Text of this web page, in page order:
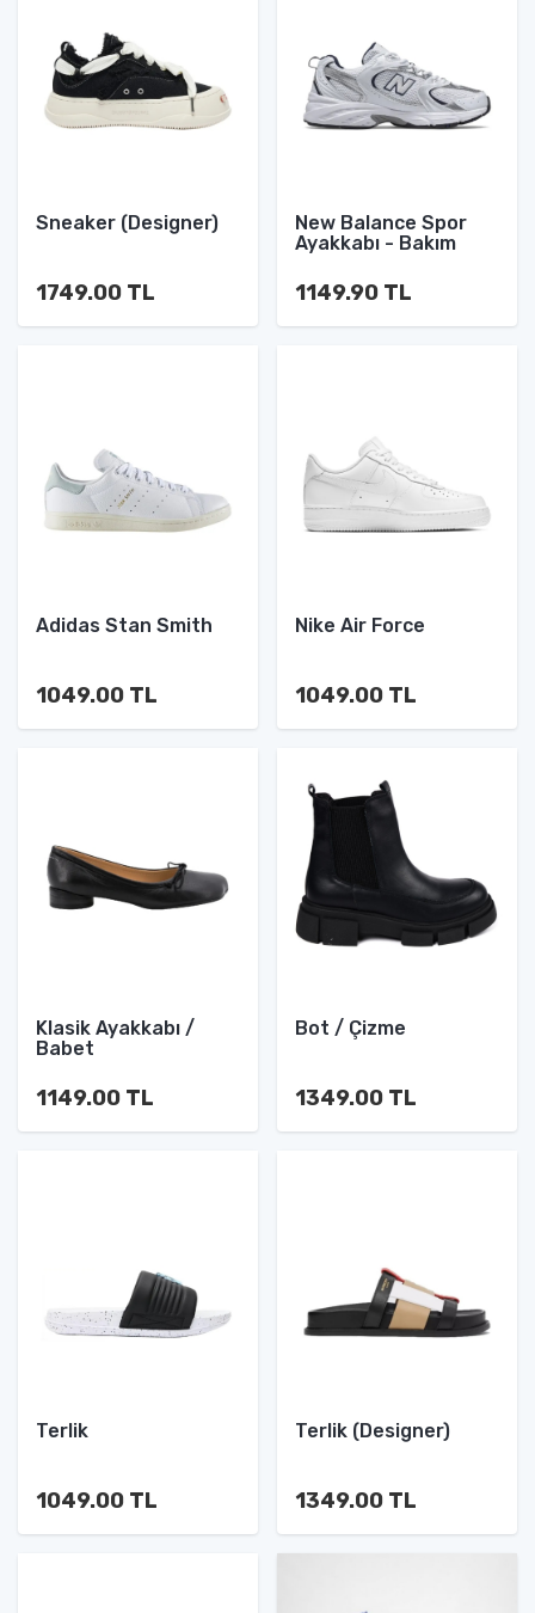
Sneaker (Designer)
1749.00 TL
New Balance Spor
Ayakkabı - Bakım
1149.90 TL
Adidas Stan Smith
1049.00 TL
Nike Air Force
1049.00 TL
Klasik Ayakkabı /
Babet
1149.00 TL
Bot / Çizme
1349.00 TL
Terlik
1049.00 TL
Terlik (Designer)
1349.00 TL